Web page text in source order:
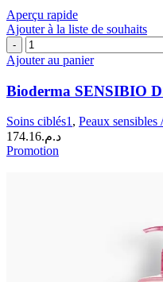
Aperçu rapide
Ajouter à la liste de souhaits
quantité
de
Bioderma
SENSIBIO
DS+Crème
40ML
Ajouter au panier
Bioderma SENSIBIO
Soins ciblés1 , Peaux sensibles
د.م.174.16
Promotion